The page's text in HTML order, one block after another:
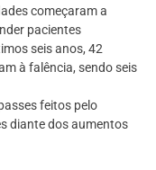
começaram a
pacientes
seis anos, 42
à falência, sendo seis
feitos pelo
diante dos aumentos